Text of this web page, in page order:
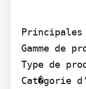
Principales
Gamme de
Type de
Cat�gorie